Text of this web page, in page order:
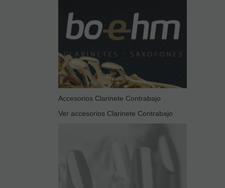
Accesorios Clarinete Contrabajo
Ver accesorios Clarinete Contrabajo